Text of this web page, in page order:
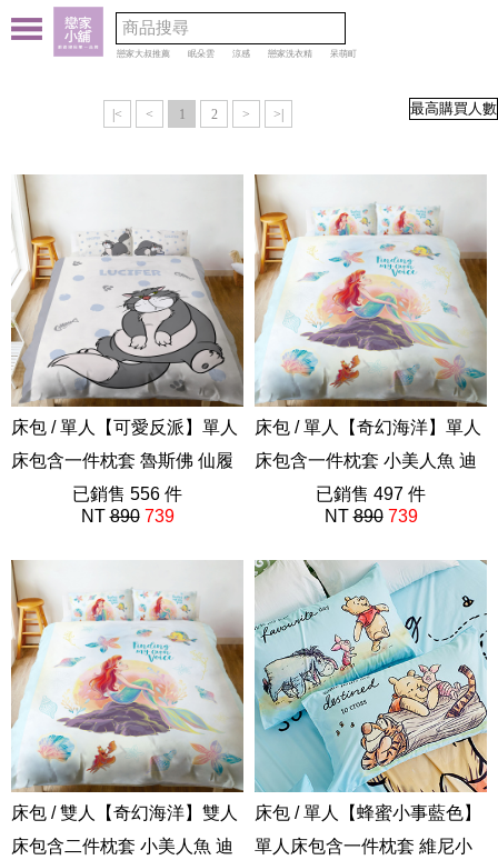
戀家大叔推薦 眠朵雲 涼感 戀家洗衣精 呆萌町
|< < 1 2 > >|
床包 / 單人【可愛反派】單人
床包含一件枕套 魯斯佛 仙履
奇緣 迪士尼 路西法
已銷售 556 件
NT890 739
床包 / 單人【奇幻海洋】單人
床包含一件枕套 小美人魚 迪
士尼公主 愛麗兒
已銷售 497 件
NT890 739
床包 / 雙人【奇幻海洋】雙人
床包含二件枕套 小美人魚 迪
床包 / 單人【蜂蜜小事藍色】
單人床包含一件枕套 維尼小